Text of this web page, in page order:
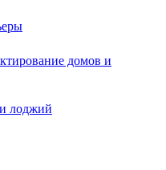
домов и
лоджий